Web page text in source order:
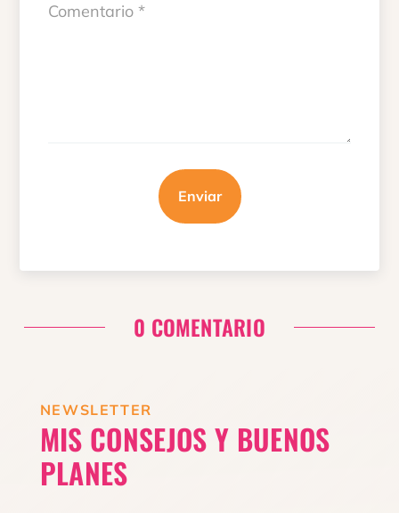
Enviar
0 COMENTARIO
NEWSLETTER
MIS CONSEJOS Y BUENOS
PLANES